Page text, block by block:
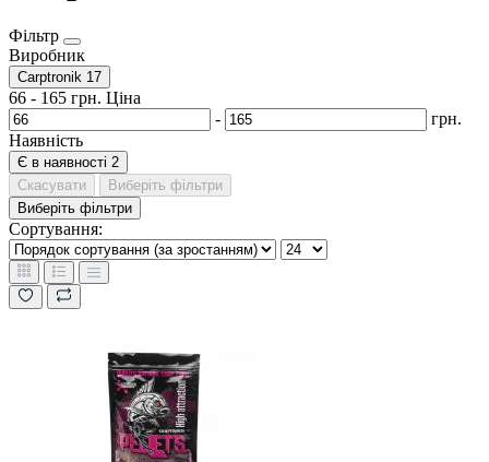
Фільтр
Виробник
Carptronik 17
66 - 165 грн. Ціна
-
грн.
Наявність
Є в наявності 2
Скасувати
Виберіть фільтри
Виберіть фільтри
Сортування: